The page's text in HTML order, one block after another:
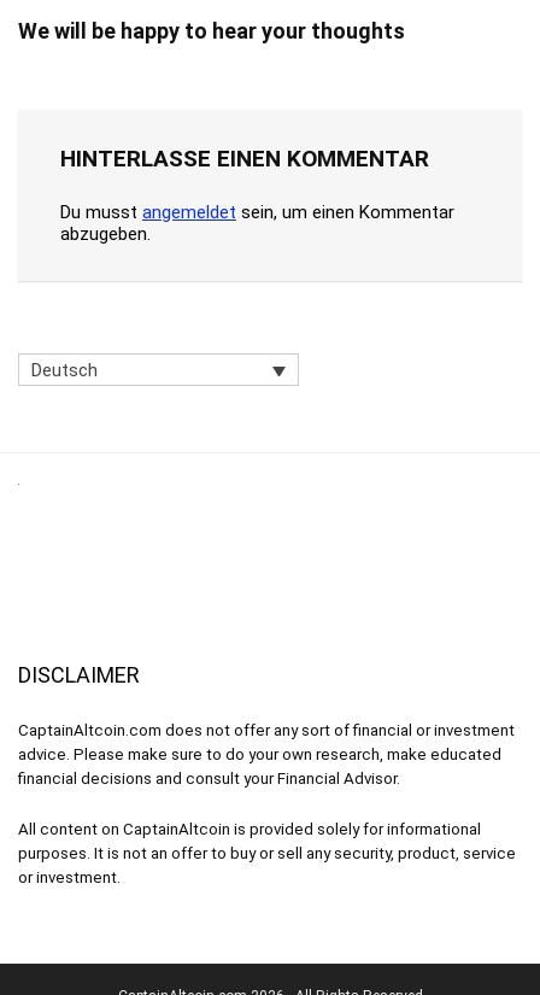
We will be happy to hear your thoughts
HINTERLASSE EINEN KOMMENTAR
Du musst angemeldet sein, um einen Kommentar
abzugeben.
Deutsch
DISCLAIMER
CaptainAltcoin.com does not offer any sort of financial or investment
advice. Please make sure to do your own research, make educated
financial decisions and consult your Financial Advisor.
All content on CaptainAltcoin is provided solely for informational
purposes. It is not an offer to buy or sell any security, product, service
or investment.